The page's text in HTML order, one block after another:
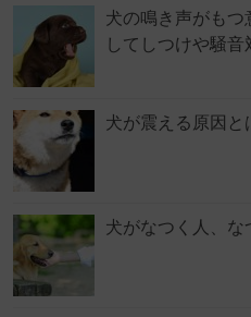
犬の鳴き声がもつ
してしつけや騒
犬が震える原因と
犬がなつく人、な